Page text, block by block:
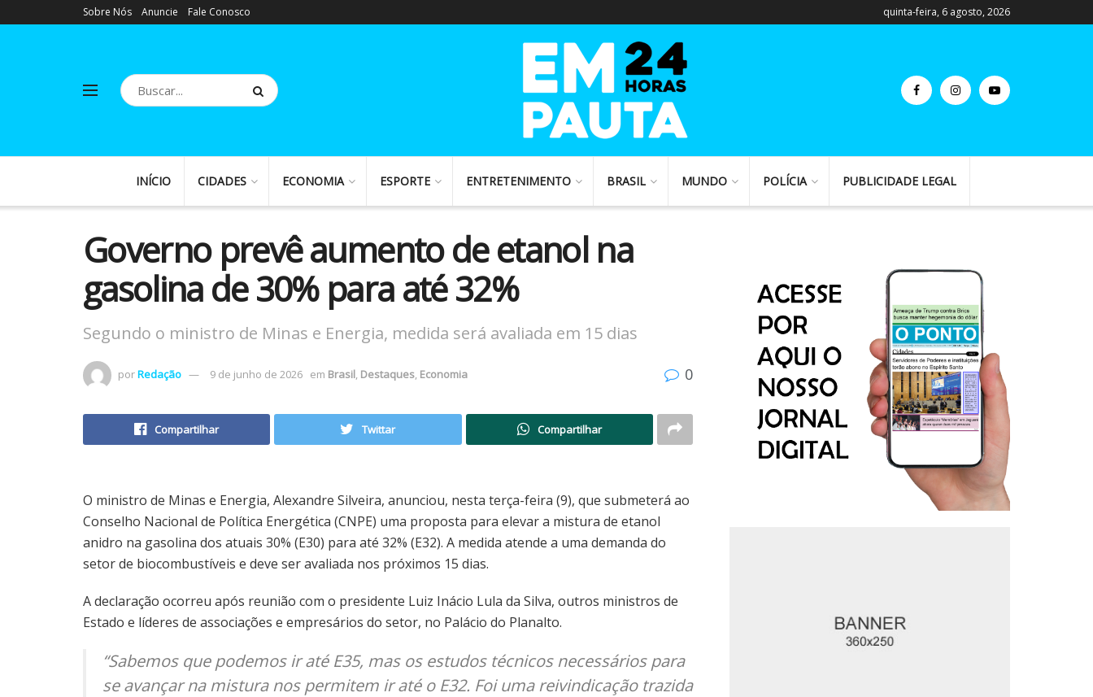
Sobre Nós Anuncie Fale Conosco quinta-feira, 6 agosto, 2026
INÍCIO CIDADES ECONOMIA ESPORTE ENTRETENIMENTO BRASIL MUNDO POLÍCIA PUBLICIDADE LEGAL
Governo prevê aumento de etanol na
gasolina de 30% para até 32%
Segundo o ministro de Minas e Energia, medida será avaliada em 15 dias
porRedação 9 de junho de 2026 em Brasil, Destaques, Economia 0
Compartilhar Twittar Compartilhar
O ministro de Minas e Energia, Alexandre Silveira, anunciou, nesta terça-feira (9), que submeterá ao
Conselho Nacional de Política Energética (CNPE) uma proposta para elevar a mistura de etanol
anidro na gasolina dos atuais 30% (E30) para até 32% (E32). A medida atende a uma demanda do
setor de biocombustíveis e deve ser avaliada nos próximos 15 dias.
A declaração ocorreu após reunião com o presidente Luiz Inácio Lula da Silva, outros ministros de
Estado e líderes de associações e empresários do setor, no Palácio do Planalto.
“Sabemos que podemos ir até E35, mas os estudos técnicos necessários para
se avançar na mistura nos permitem ir até o E32. Foi uma reivindicação trazida